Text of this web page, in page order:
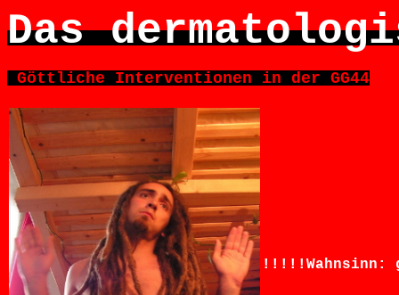
Das
Göttliche Interventionen in der GG44
!!!!!Wahnsinn: